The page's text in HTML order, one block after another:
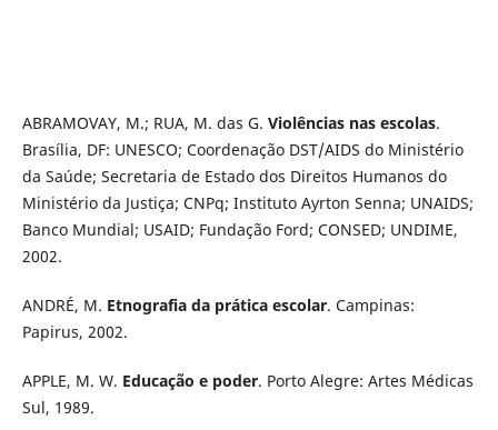
ABRAMOVAY, M.; RUA, M. das G. Violências nas escolas.
Brasília, DF: UNESCO; Coordenação DST/AIDS do Ministério
da Saúde; Secretaria de Estado dos Direitos Humanos do
Ministério da Justiça; CNPq; Instituto Ayrton Senna; UNAIDS;
Banco Mundial; USAID; Fundação Ford; CONSED; UNDIME,
2002.
ANDRÉ, M. Etnografia da prática escolar. Campinas:
Papirus, 2002.
APPLE, M. W. Educação e poder. Porto Alegre: Artes Médicas
Sul, 1989.